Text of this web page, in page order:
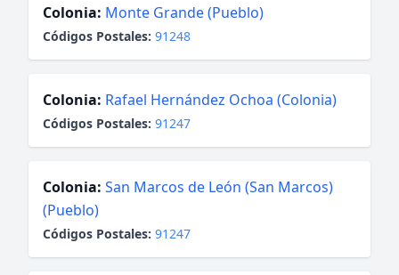
Colonia: Monte Grande (Pueblo)
Códigos Postales: 91248
Colonia: Rafael Hernández Ochoa (Colonia)
Códigos Postales: 91247
Colonia: San Marcos de León (San Marcos)
(Pueblo)
Códigos Postales: 91247